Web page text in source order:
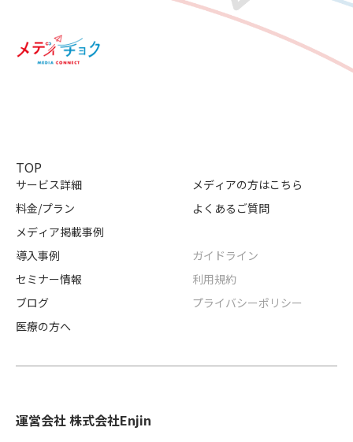
TOP
サービス詳細
料金/プラン
メディア掲載事例
導入事例
セミナー情報
ブログ
医療の方へ
メディアの方はこちら
よくあるご質問
ガイドライン
利用規約
プライバシーポリシー
運営会社 株式会社Enjin